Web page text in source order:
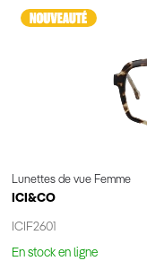
Lunettes de vue Femme
ICI&CO
ICIF2601
En stock en ligne